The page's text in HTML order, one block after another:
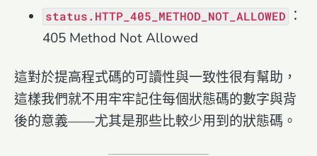
status.HTTP_405_METHOD_NOT_ALLOWED
：
405 Method Not Allowed
這對於提高程式碼的可讀性與一致性很有幫助，
這樣我們就不用牢牢記住每個狀態碼的數字與背
後的意義——尤其是那些比較少用到的狀態碼。